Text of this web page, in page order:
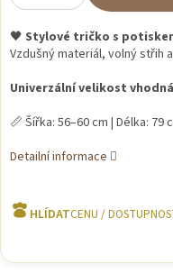
🖤 Stylové tričko s
Vzdušný materiál, volný střih
Univerzální velikost vhodná
📏 Šířka: 56–60 cm | Délka: 79
Detailní informace
HLÍDAT